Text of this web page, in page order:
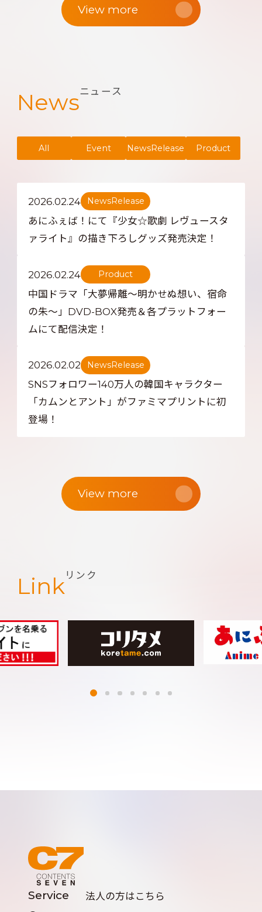
View more
Newsニュース
All Event NewsRelease Product
2026.02.24 NewsRelease
あにふぇば！にて『少女☆歌劇 レヴュースタ
ァライト』の描き下ろしグッズ発売決定！
2026.02.24 Product
中国ドラマ「大夢帰離～明かせぬ想い、宿命
の朱～」DVD-BOX発売＆各プラットフォー
ムにて配信決定！
2026.02.02 NewsRelease
SNSフォロワー140万人の韓国キャラクター
「カムンとアント」がファミマプリントに初
登場！
View more
Linkリンク
Service
法人の方はこちら